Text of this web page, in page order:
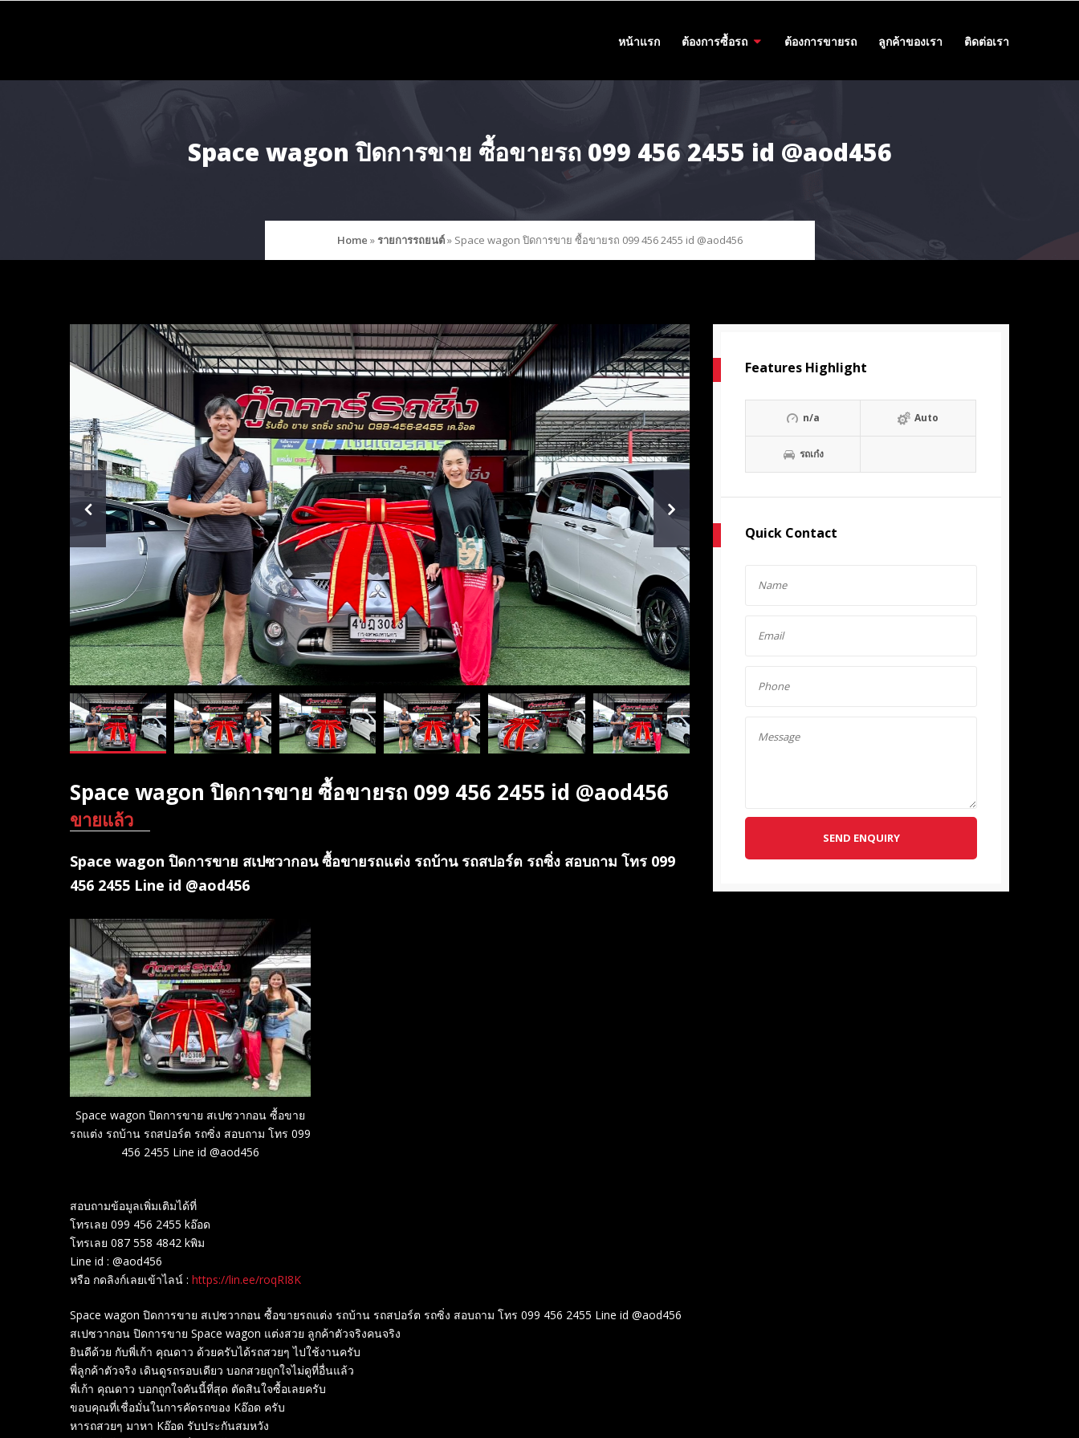
หน้าแรก ต้องการซื้อรถ ต้องการขายรถ ลูกค้าของเรา ติดต่อเรา
Space wagon ปิดการขาย ซื้อขายรถ 099 456 2455 id @aod456
Home »รายการรถยนต์» Space wagon ปิดการขาย ซื้อขายรถ 099 456 2455 id @aod456
Space wagon ปิดการขาย ซื้อขายรถ 099 456 2455 id @aod456
ขายแล้ว
Space wagon ปิดการขาย สเปซวากอน ซื้อขายรถแต่ง รถบ้าน รถสปอร์ต รถซิ่ง สอบถาม โทร 099
456 2455 Line id @aod456
Space wagon ปิดการขาย สเปซวากอน ซื้อขาย
รถแต่ง รถบ้าน รถสปอร์ต รถซิ่ง สอบถาม โทร 099
456 2455 Line id @aod456
สอบถามข้อมูลเพิ่มเติมได้ที่
โทรเลย 099 456 2455 kอ๊อด
โทรเลย 087 558 4842 kพิม
Line id : @aod456
หรือ กดลิงก์เลยเข้าไลน์ : https://lin.ee/roqRI8K
Space wagon ปิดการขาย สเปซวากอน ซื้อขายรถแต่ง รถบ้าน รถสปอร์ต รถซิ่ง สอบถาม โทร 099 456 2455 Line id @aod456
สเปซวากอน ปิดการขาย Space wagon แต่งสวย ลูกค้าตัวจริงคนจริง
ยินดีด้วย กับพี่เก้า คุณดาว ด้วยครับได้รถสวยๆ ไปใช้งานครับ
พี่ลูกค้าตัวจริง เดินดูรถรอบเดียว บอกสวยถูกใจไม่ดูที่อื่นแล้ว
พี่เก้า คุณดาว บอกถูกใจคันนี้ที่สุด ตัดสินใจซื้อเลยครับ
ขอบคุณที่เชื่อมั่นในการคัดรถของ Kอ๊อด ครับ
หารถสวยๆ มาหา Kอ๊อด รับประกันสมหวัง
Features Highlight
n/a Auto
รถเก๋ง
Quick Contact
SEND ENQUIRY